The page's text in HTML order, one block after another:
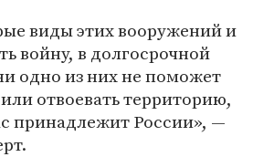
виды этих вооружений и
войну, в долгосрочной
одно из них не поможет
отвоевать территорию,
принадлежит России», —